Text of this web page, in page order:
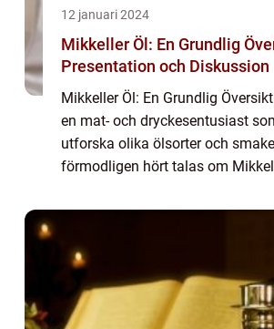
12 januari 2024
Mikkeller Öl: En Grundlig
Presentation och Diskussion
Mikkeller Öl: En Grundlig
en mat- och dryckesentusiast
utforska olika ölsorter och
förmodligen hört talas om
grundades av Mikkel Borg